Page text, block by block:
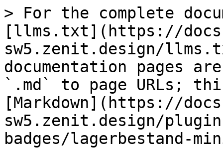
> For the complete
[llms.txt](https://
sw5.zenit.design/
documentation pages
`.md` to page URLs;
[Markdown](https://
sw5.zenit.design/
badges/lagerbestand-